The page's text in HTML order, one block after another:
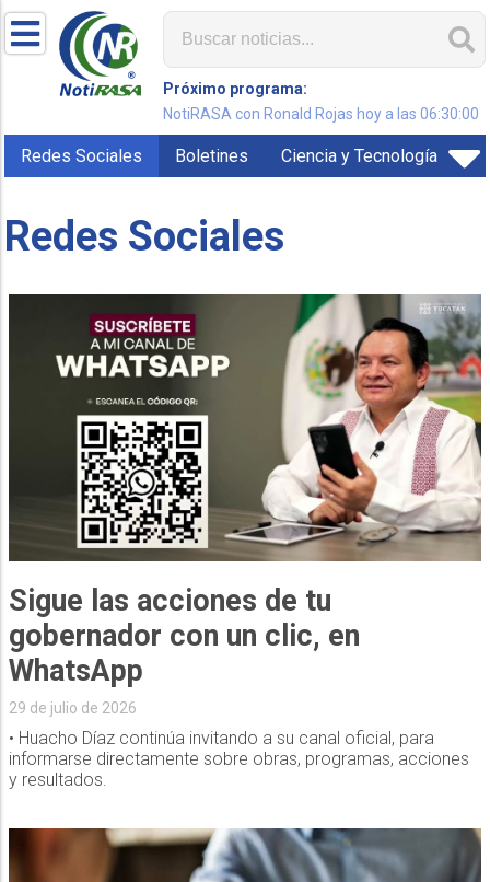
Próximo programa:
NotiRASA con Ronald Rojas hoy a las 06:30:00
Redes Sociales Boletines Ciencia y Tecnología
Redes Sociales
Sigue las acciones de tu
gobernador con un clic, en
WhatsApp
29 de julio de 2026
• Huacho Díaz continúa invitando a su canal oficial, para
informarse directamente sobre obras, programas, acciones
y resultados.